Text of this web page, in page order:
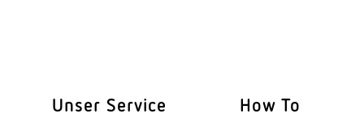
segmentweise
Unser Service How To